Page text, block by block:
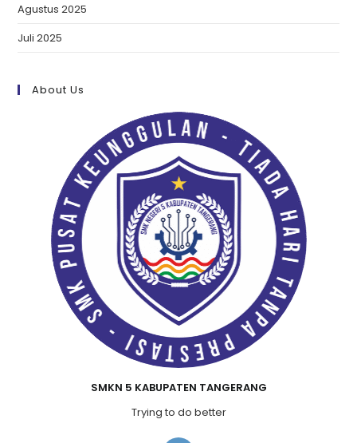
Agustus 2025
Juli 2025
About Us
SMKN 5 KABUPATEN TANGERANG
Trying to do better